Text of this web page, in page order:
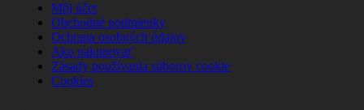
Môj účet
Obchodné podmienky
Ochrana osobných údajov
Ako nakupovať
Zásady používania súborov cookie
Cookies